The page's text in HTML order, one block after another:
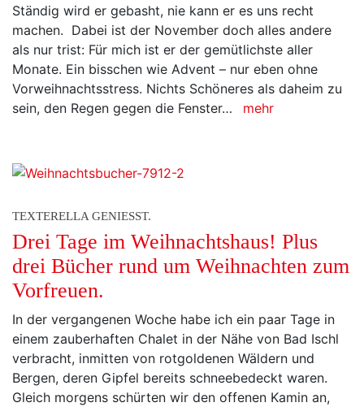
Ständig wird er gebasht, nie kann er es uns recht
machen. Dabei ist der November doch alles andere
als nur trist: Für mich ist er der gemütlichste aller
Monate. Ein bisschen wie Advent – nur eben ohne
Vorweihnachtsstress. Nichts Schöneres als daheim zu
sein, den Regen gegen die Fenster…
mehr
TEXTERELLA GENIESST.
Drei Tage im Weihnachtshaus! Plus
drei Bücher rund um Weihnachten zum
Vorfreuen.
In der vergangenen Woche habe ich ein paar Tage in
einem zauberhaften Chalet in der Nähe von Bad Ischl
verbracht, inmitten von rotgoldenen Wäldern und
Bergen, deren Gipfel bereits schneebedeckt waren.
Gleich morgens schürten wir den offenen Kamin an,